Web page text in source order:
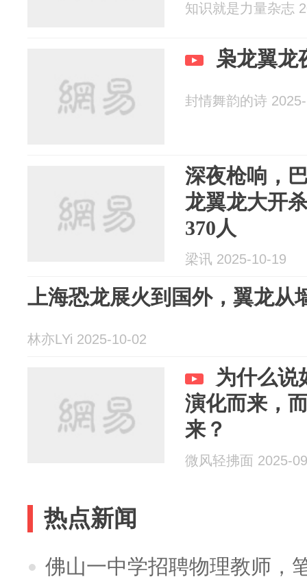
知识就是力量杂志
枭龙翼龙
封情舞韵的诗
深夜枪响，
龙翼龙大开
370人
梁讯 2025-10-19
上海恐龙展火到国外，翼龙从
林亦LYi 2025-10-02
为什么说
演化而来，
来？
微风轻拂面 2025-
热点新闻
佛山一中学招聘物理教师，